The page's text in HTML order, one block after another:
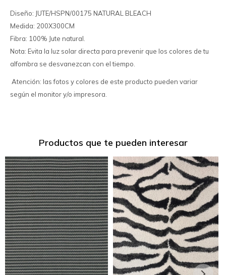
Diseño: JUTE/HSPN/00175 NATURAL BLEACH
Medida: 200X300CM
Fibra: 100% Jute natural.
Nota: Evita la luz solar directa para prevenir que los colores de tu
alfombra se desvanezcan con el tiempo.
Atención: las fotos y colores de este producto pueden variar
según el monitor y/o impresora.
Productos que te pueden interesar